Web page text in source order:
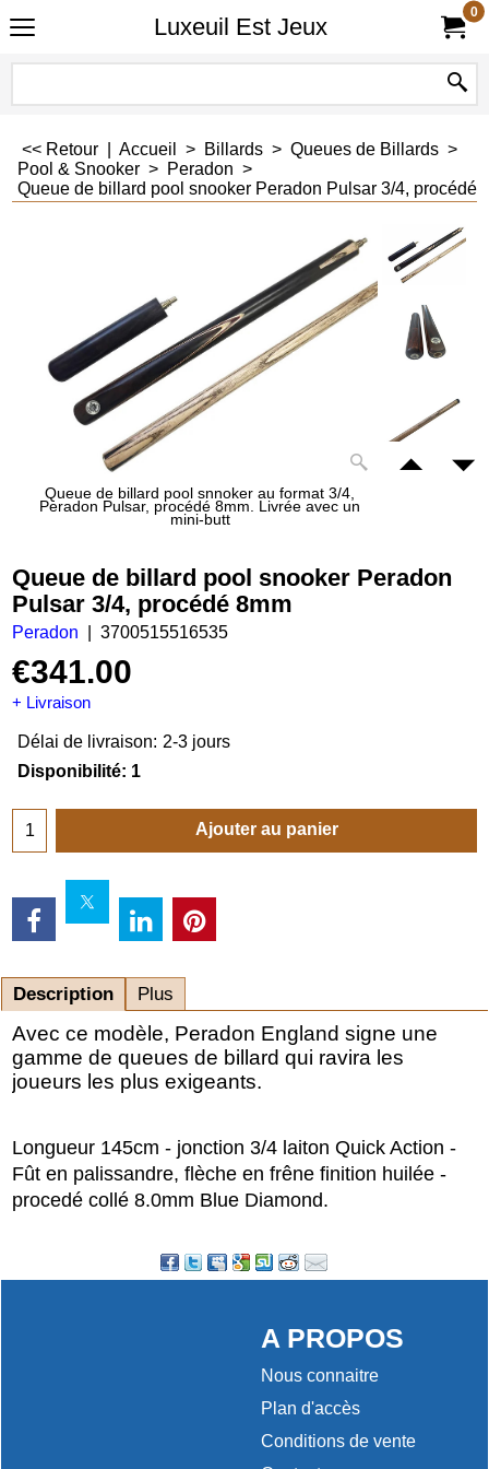
Luxeuil Est Jeux
0
<< Retour Accueil > Billards > Queues de Billards >
Pool & Snooker > Peradon >
Queue de billard pool snooker Peradon Pulsar 3/4, procédé
Queue de billard pool snnoker au format 3/4,
Peradon Pulsar, procédé 8mm. Livrée avec un
mini-butt
Queue de billard pool snooker Peradon
Pulsar 3/4, procédé 8mm
Peradon 3700515516535
€341.00
+ Livraison
Délai de livraison: 2-3 jours
Disponibilité: 1
Ajouter au panier
Description Plus
Avec ce modèle, Peradon England signe une
gamme de queues de billard qui ravira les
joueurs les plus exigeants.
Longueur 145cm - jonction 3/4 laiton Quick Action -
Fût en palissandre, flèche en frêne finition huilée -
procedé collé 8.0mm Blue Diamond.
A PROPOS
Nous connaitre
Plan d'accès
Conditions de vente